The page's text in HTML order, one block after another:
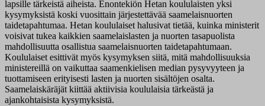
lapsille tärkeistä aiheista. Enontekiön Hetan koululaisten yksi
kysymyksistä koski vuosittain järjestettävää saamelaisnuorten
taidetapahtumaa. Hetan koululaiset halusivat tietää, kuinka ministerit
voisivat tukea kaikkien saamelaislasten ja nuorten tasapuolista
mahdollisuutta osallistua saamelaisnuorten taidetapahtumaan.
Koululaiset esittivät myös kysymyksen siitä, mitä mahdollisuuksia
ministereillä on vaikuttaa saamenkielisen median pysyvyyteen ja
tuottamiseen erityisesti lasten ja nuorten sisältöjen osalta.
Saamelaiskäräjät kiittää aktiivisia koululaisia tärkeästä ja
ajankohtaisista kysymyksistä.